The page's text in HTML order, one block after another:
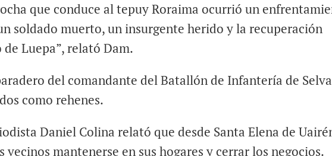
que conduce al tepuy Roraima ocurrió un
soldado muerto, un insurgente herido y la recuperación
Luepa”, relató Dam.
del comandante del Batallón de Infantería de
como rehenes.
Daniel Colina relató que desde Santa Elena de
mantenerse en sus hogares y cerrar los negocios.